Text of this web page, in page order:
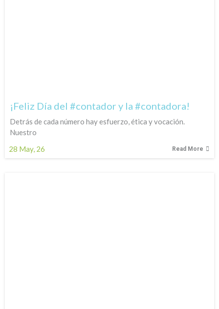
¡Feliz Día del #contador y la #contadora!
28 May, 26
Detrás de cada número hay esfuerzo, ética y vocación.
Nuestro
Read More